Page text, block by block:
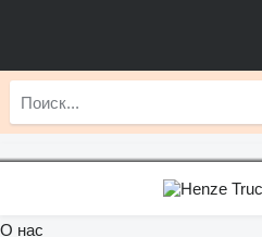
О нас